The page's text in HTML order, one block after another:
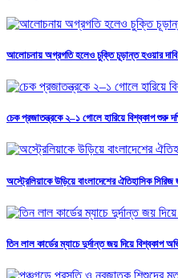
আলোচনায় অগ্রগতি হলেও চুক্তি চূড়ান্ত হওয়ার
চেক প্রজাতন্ত্রকে ২–১ গোলে হারিয়ে বিশ্বকাপ শুরু
অস্ট্রেলিয়াকে উড়িয়ে বাংলাদেশের ঐতিহাসিক সিরিজ
তিন লাল কার্ডের ম্যাচে দুর্দান্ত জয় দিয়ে বিশ্বকাপ